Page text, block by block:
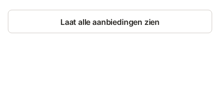
Laat alle aanbiedingen zien